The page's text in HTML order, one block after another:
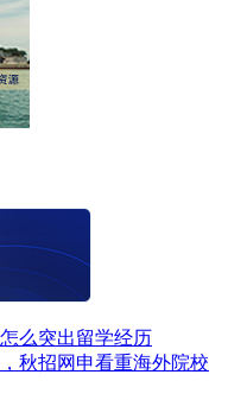
么突出留学经历
秋招网申看重海外院校